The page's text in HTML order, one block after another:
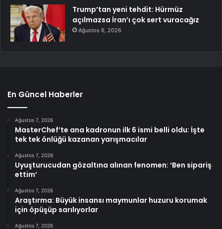
Trump’tan yeni tehdit: Hürmüz
açılmazsa İran’ı çok sert vuracağız
Ağustos 6, 2026
En Güncel Haberler
Ağustos 7, 2026
MasterChef’te ana kadronun ilk 6 ismi belli oldu: İşte
tek tek önlüğü kazanan yarışmacılar
Ağustos 7, 2026
Uyuşturucudan gözaltına alınan fenomen: ‘Ben sipariş
ettim’
Ağustos 7, 2026
Araştırma: Büyük insansı maymunlar huzuru korumak
için öpüşüp sarılıyorlar
Ağustos 7, 2026